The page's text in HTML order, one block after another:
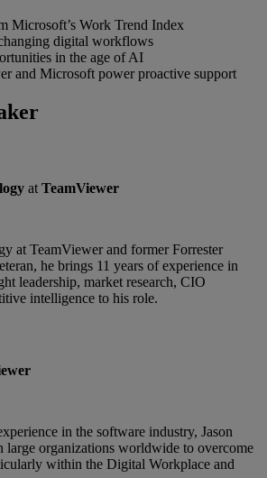
Microsoft’s Work Trend Index
digital workflows
in the age of AI
and Microsoft power proactive support
at TeamViewer
at TeamViewer and former Forrester
he brings 11 years of experience in
leadership, market research, CIO
intelligence to his role.
in the software industry, Jason
large organizations worldwide to overcome
within the Digital Workplace and